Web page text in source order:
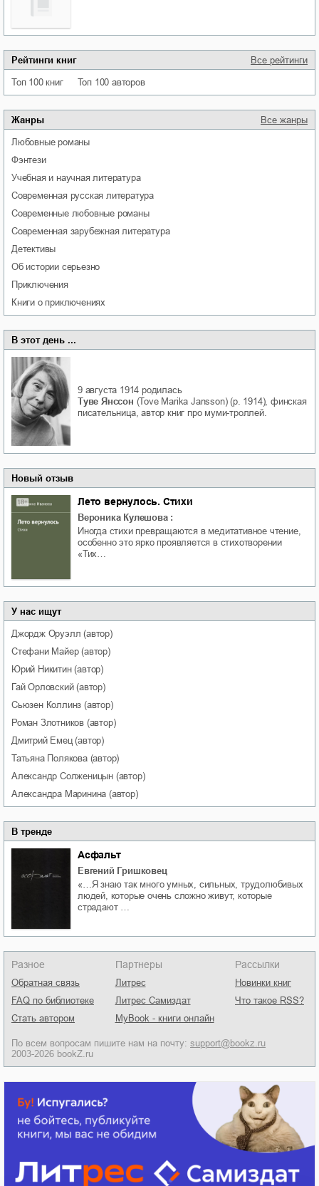
Рейтинги книг Все рейтинги
Топ 100 книг Топ 100 авторов
Жанры Все жанры
любовные романы
фэнтези
учебная и научная литература
современная русская литература
современные любовные романы
современная зарубежная литература
детективы
об истории серьезно
приключения
книги о приключениях
В этот день ...
9 августа 1914 родилась
Туве Янссон (Tove Marika Jansson) (р. 1914), финская
писательница, автор книг про муми-троллей.
Новый отзыв
Лето вернулось. Стихи
Вероника Кулешова :
Иногда стихи превращаются в медитативное чтение,
особенно это ярко проявляется в стихотворении
«Тих…
У нас ищут
Джордж Оруэлл (автор)
Стефани Майер(автор)
Юрий Никитин(автор)
Гай Орловский(автор)
Сьюзен Коллинз (автор)
Роман Злотников (автор)
Дмитрий Емец(автор)
Татьяна Полякова(автор)
Александр Солженицын (автор)
Александра Маринина (автор)
В тренде
Асфальт
Евгений Гришковец
«…Я знаю так много умных, сильных, трудолюбивых
людей, которые очень сложно живут, которые
страдают …
Разное
Обратная связь
FAQ по библиотеке
Стать автором
Партнеры
Литрес
Литрес Самиздат
MyBook - книги онлайн
Рассылки
Новинки книг
Что такое RSS?
По всем вопросам пишите нам на почту: support@bookz.ru
2003-2026 bookZ.ru